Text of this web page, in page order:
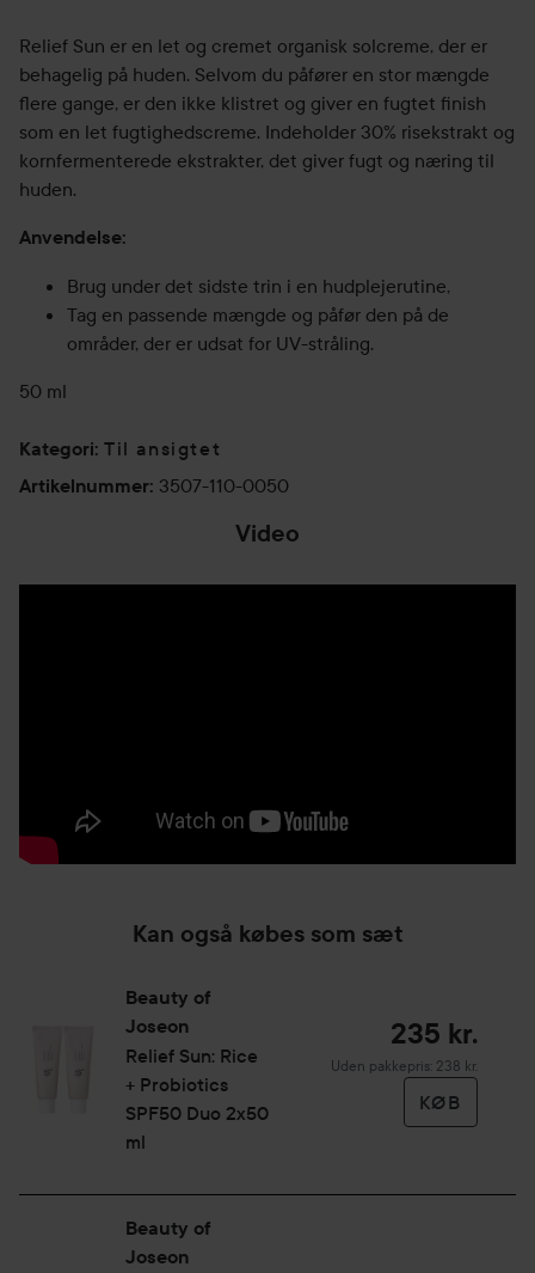
Relief Sun er en let og cremet organisk solcreme, der er
behagelig på huden. Selvom du påfører en stor mængde
flere gange, er den ikke klistret og giver en fugtet finish
som en let fugtighedscreme. Indeholder 30% risekstrakt og
kornfermenterede ekstrakter, det giver fugt og næring til
huden.
Anvendelse:
Brug under det sidste trin i en hudplejerutine,
Tag en passende mængde og påfør den på de
områder, der er udsat for UV-stråling.
50 ml
Kategori: Til ansigtet
Artikelnummer: 3507-110-0050
Video
Kan også købes som sæt
Beauty of
Joseon
Relief Sun: Rice
+ Probiotics
SPF50 Duo 2x50
ml
235 kr.
Uden pakkepris: 238 kr.
KØB
Beauty of
Joseon